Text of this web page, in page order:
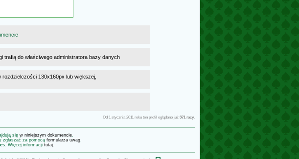
trafią do właściwego administratora bazy danych
130x160px lub większej,
Od 1 stycznia 2011 roku ten profil oglądano już 371 razy.
się w niniejszym dokumencie.
zgłaszać za pomocą formularza uwag.
. Więcej informacji tutaj.